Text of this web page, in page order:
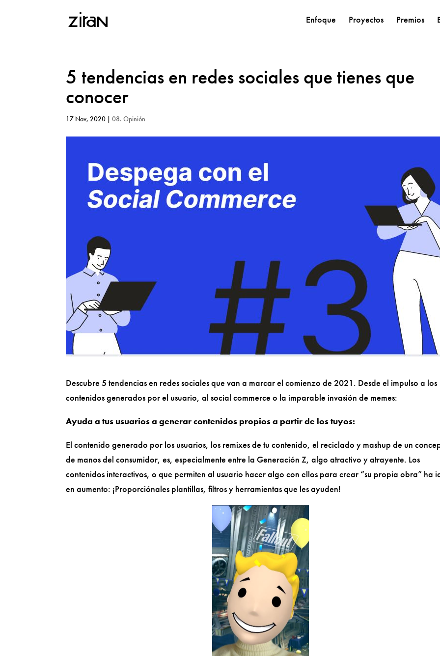
Enfoque Proyectos Premios
5 tendencias en redes sociales que tienes que
conocer
17 Nov, 2020 |08. Opinión
Descubre 5 tendencias en redes sociales que van a marcar el comienzo de 2021. Desde el impulso a los
contenidos generados por el usuario, al social commerce o la imparable invasión de memes:
Ayuda a tus usuarios a generar contenidos propios a partir de los tuyos:
El contenido generado por los usuarios, los remixes de tu contenido, el reciclado y mashup de un
de manos del consumidor, es, especialmente entre la Generación Z, algo atractivo y atrayente. Los
contenidos interactivos, o que permiten al usuario hacer algo con ellos para crear “su propia obra” ha
en aumento: ¡Proporciónales plantillas, filtros y herramientas que les ayuden!